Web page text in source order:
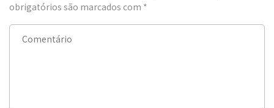
obrigatórios são marcados com *